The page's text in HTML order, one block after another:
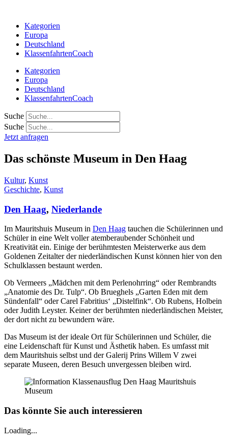
springenKategorien
Europa
Deutschland
KlassenfahrtenCoach
Kategorien
Europa
Deutschland
KlassenfahrtenCoach
Suche
Suche
Jetzt anfragen
Das schönste Museum in Den Haag
Kultur, Kunst
Geschichte, Kunst
Den Haag, Niederlande
Im Mauritshuis Museum in Den Haag tauchen die Schülerinnen und
Schüler in eine Welt voller atemberaubender Schönheit und
Kreativität ein. Einige der berühmtesten Meisterwerke aus dem
Goldenen Zeitalter der niederländischen Kunst können hier von den
Schulklassen bestaunt werden.
Ob Vermeers „Mädchen mit dem Perlenohrring“ oder Rembrandts
„Anatomie des Dr. Tulp“. Ob Brueghels „Garten Eden mit dem
Sündenfall“ oder Carel Fabritius‘ „Distelfink“. Ob Rubens, Holbein
oder Judith Leyster. Keiner der berühmten niederländischen Meister,
der dort nicht zu bewundern wäre.
Das Museum ist der ideale Ort für Schülerinnen und Schüler, die
eine Leidenschaft für Kunst und Ästhetik haben. Es umfasst mit
dem Mauritshuis selbst und der Galerij Prins Willem V zwei
separate Museen, deren Besuch unvergessen bleiben wird.
Das könnte Sie auch interessieren
Loading...